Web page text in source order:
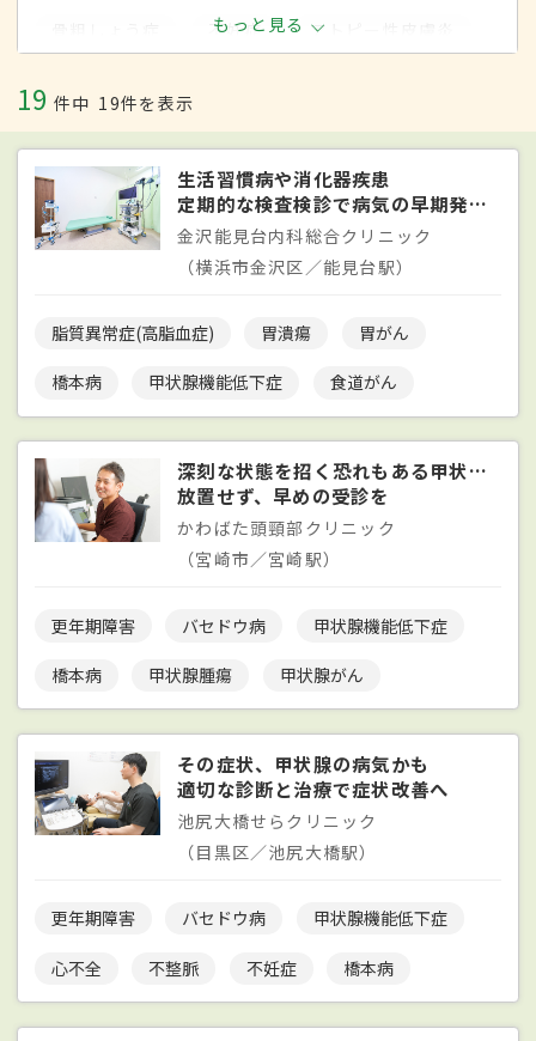
不妊症 アトピー性皮膚炎
緑内障 うつ病 肺がん
睡眠時無呼吸症候群 下肢静脈瘤 白内障
更年期障害 痔 発達障害
片頭痛
もっと見る
19 件中 19件を表示
生活習慣病や消化器疾患
定期的な検査検診で病気の早期発見を
金沢能見台内科総合クリニック
（横浜市金沢区／能見台駅）
脂質異常症(高脂血症) 胃潰瘍 胃がん
橋本病 甲状腺機能低下症 食道がん
深刻な状態を招く恐れもある甲状腺の病気
放置せず、早めの受診を
かわばた頭頸部クリニック
（宮崎市／宮崎駅）
更年期障害 バセドウ病 甲状腺機能低下症
橋本病 甲状腺腫瘍 甲状腺がん
その症状、甲状腺の病気かも
適切な診断と治療で症状改善へ
池尻大橋せらクリニック
（目黒区／池尻大橋駅）
更年期障害 バセドウ病 甲状腺機能低下症
心不全 不整脈 不妊症 橋本病